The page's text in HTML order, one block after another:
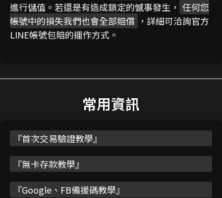
進行儲值。若還是有造成鎖定的憾事發生， 任何您
帳號中的損失我們也會全部賠償 ，詳細可洽詢官方
LINE帳號包賠的運作方式。
常用資訊
『首次交易驗證教學』
『無卡存款教學』
『Google、FB備援碼教學』